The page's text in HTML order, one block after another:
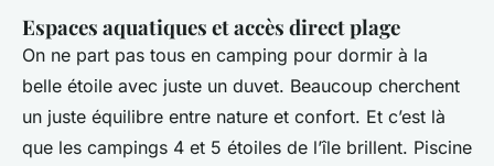
Espaces aquatiques et accès direct plage
On ne part pas tous en camping pour dormir à la
belle étoile avec juste un duvet. Beaucoup cherchent
un juste équilibre entre nature et confort. Et c’est là
que les campings 4 et 5 étoiles de l’île brillent. Piscine